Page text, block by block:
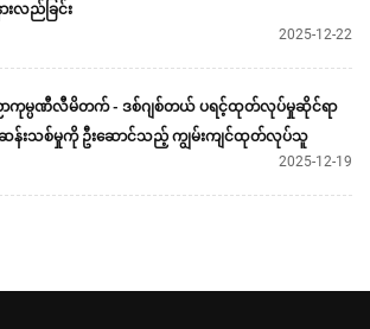
လည်ခြင်း
2025-12-22
ညာကုမ္ပဏီလီမိတက် - ဒစ်ဂျစ်တယ် ပရင့်ထုတ်လုပ်မှုဆိုင်ရာ
န်းသစ်မှုကို ဦးဆောင်သည့် ကျွမ်းကျင်ထုတ်လုပ်သူ
2025-12-19